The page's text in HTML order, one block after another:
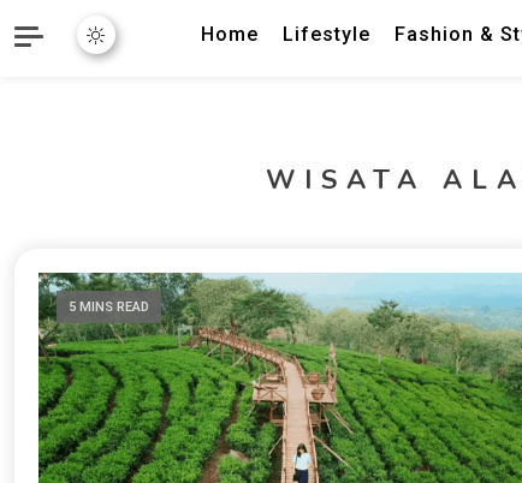
Home Lifestyle Fashion &
WISATA
5 MINS READ